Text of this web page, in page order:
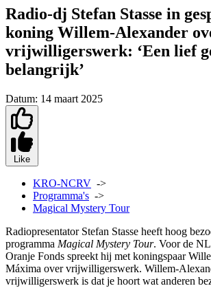
Radio-dj Stefan Stasse in
koning Willem-Alexander
vrijwilligerswerk: ‘Een lief
belangrijk’
Datum: 14 maart 2025
Like
KRO-NCRV ->
Programma's ->
Magical Mystery Tour
Radiopresentator Stefan Stasse heeft hoog
programma Magical Mystery Tour. Voor de
Oranje Fonds spreekt hij met koningspaar
Máxima over vrijwilligerswerk. Willem-
vrijwilligerswerk is dat je hoort wat anderen